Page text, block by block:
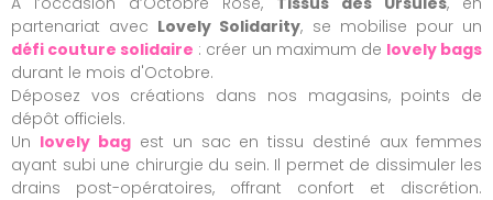
partenariat avec Lovely Solidarity, se mobilise pour un
défi couture solidaire : créer un maximum de lovely bags
durant le mois d'Octobre.
Déposez vos créations dans nos magasins, points de
dépôt officiels.
Un lovely bagest un sac en tissu destiné aux femmes
ayant subi une chirurgie du sein. Il permet de dissimuler les
drains post-opératoires, offrant confort et discrétion.